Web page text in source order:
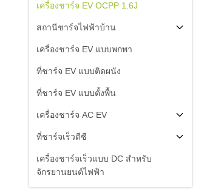
เครื่องชาร์จ EV OCPP 1.6J
สถานีชาร์จไฟฟ้าบ้าน
เครื่องชาร์จ EV แบบพกพา
ที่ชาร์จ EV แบบติดผนัง
ที่ชาร์จ EV แบบตั้งพื้น
เครื่องชาร์จ AC EV
ที่ชาร์จเร็วดีซี
เครื่องชาร์จเร็วแบบ DC สําหรับ
จักรยานยนต์ไฟฟ้า